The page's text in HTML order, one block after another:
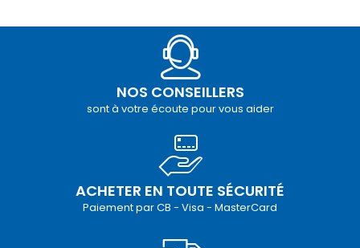
NOS CONSEILLERS
sont à votre écoute pour vous aider
ACHETER EN TOUTE SÉCURITÉ
Paiement par CB - Visa - MasterCard